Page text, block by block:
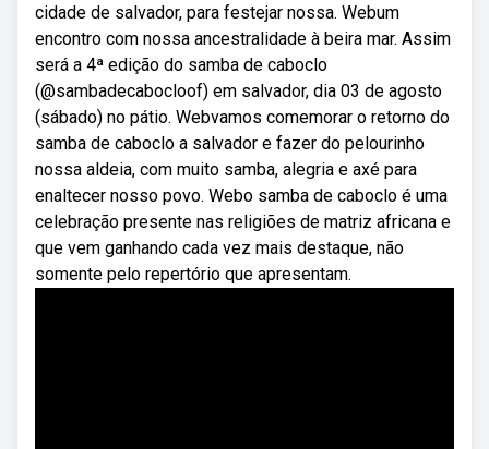
cidade de salvador, para festejar nossa. Webum
encontro com nossa ancestralidade à beira mar. Assim
será a 4ª edição do samba de caboclo
(@sambadecabocloof) em salvador, dia 03 de agosto
(sábado) no pátio. Webvamos comemorar o retorno do
samba de caboclo a salvador e fazer do pelourinho
nossa aldeia, com muito samba, alegria e axé para
enaltecer nosso povo. Webo samba de caboclo é uma
celebração presente nas religiões de matriz africana e
que vem ganhando cada vez mais destaque, não
somente pelo repertório que apresentam.